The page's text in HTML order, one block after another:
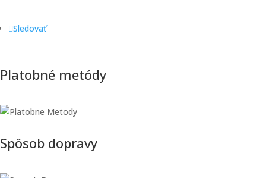
Sledovať
Platobné metódy
Spôsob dopravy